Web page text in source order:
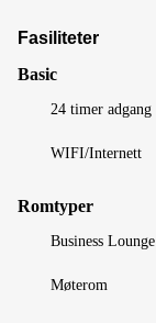
Fasiliteter
Basic
24 timer adgang
WIFI/Internett
Romtyper
Business Lounge
Møterom